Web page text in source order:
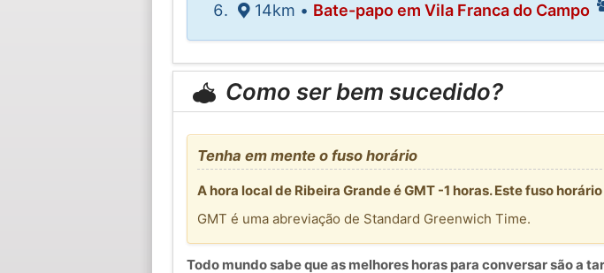
14km • Bate-papo em Vila Franca do Campo
Como ser bem sucedido?
Tenha em mente o fuso horário
A hora local de Ribeira Grande é GMT -1 horas. Este fuso
GMT é uma abreviação de Standard Greenwich Time.
Todo mundo sabe que as melhores horas para conversar são a